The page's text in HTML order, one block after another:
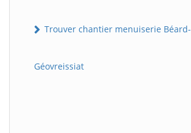
Trouver chantier menuiserie Béard-
Géovreissiat